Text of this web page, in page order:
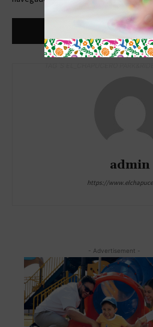
admin
https://
- Advertisement -